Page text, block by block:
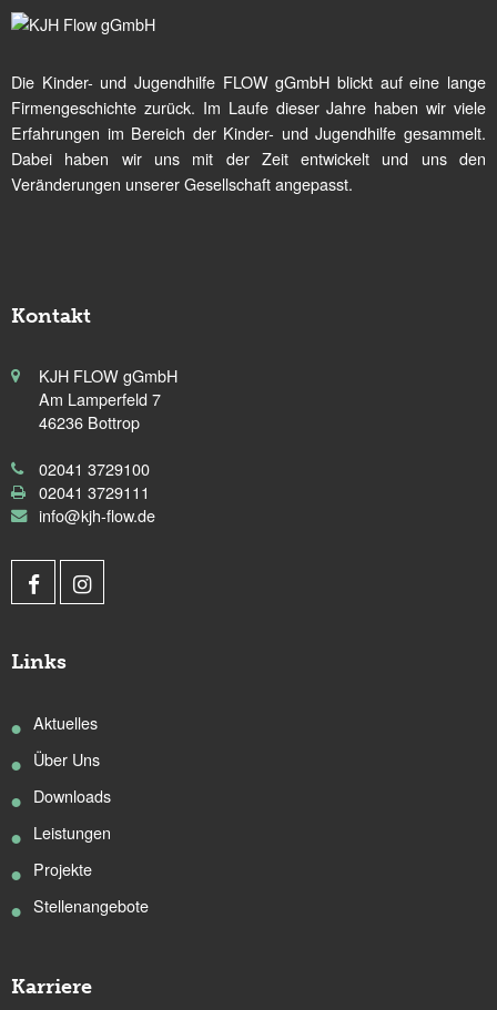
Die Kinder- und Jugendhilfe FLOW gGmbH blickt auf eine lange
Firmengeschichte zurück. Im Laufe dieser Jahre haben wir viele
Erfahrungen im Bereich der Kinder- und Jugendhilfe gesammelt.
Dabei haben wir uns mit der Zeit entwickelt und uns den
Veränderungen unserer Gesellschaft angepasst.
Kontakt
KJH FLOW gGmbH
Am Lamperfeld 7
46236 Bottrop
02041 3729100
02041 3729111
info@kjh-flow.de
Links
Aktuelles
Über Uns
Downloads
Leistungen
Projekte
Stellenangebote
Karriere